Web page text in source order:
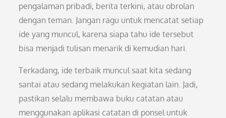
pengalaman pribadi, berita terkini, atau obrolan
dengan teman. Jangan ragu untuk mencatat setiap
ide yang muncul, karena siapa tahu ide tersebut
bisa menjadi tulisan menarik di kemudian hari.
Terkadang, ide terbaik muncul saat kita sedang
santai atau sedang melakukan kegiatan lain. Jadi,
pastikan selalu membawa buku catatan atau
menggunakan aplikasi catatan di ponsel untuk